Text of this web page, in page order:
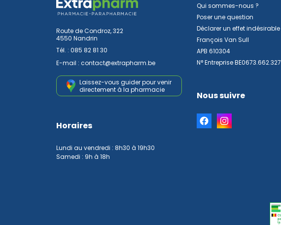
Route de Condroz, 322
4550 Nandrin
Tél. : 085 82 81 30
E-mail : contact@extrapharm.be
Laissez-vous guider pour venir
directement à la pharmacie
Horaires
Lundi au vendredi : 8h30 à 19h30
Samedi : 9h à 18h
Qui sommes-nous ?
Poser une question
Déclarer un effet indésirable
François Van Sull
APB 610304
N° Entreprise BE0673.662.327
Nous suivre